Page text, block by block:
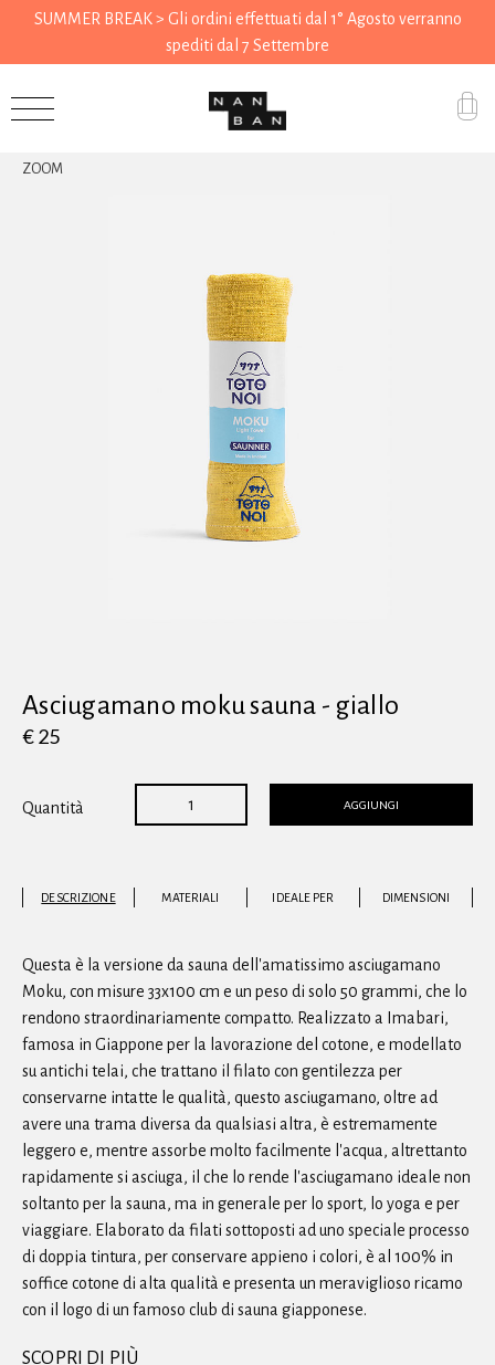
SUMMER BREAK > Gli ordini effettuati dal 1° Agosto verranno
spediti dal 7 Settembre
ZOOM
Asciugamano moku sauna - giallo
€ 25
Quantità AGGIUNGI
DESCRIZIONE MATERIALI IDEALE PER DIMENSIONI
Questa è la versione da sauna dell'amatissimo asciugamano
Moku, con misure 33x100 cm e un peso di solo 50 grammi, che lo
rendono straordinariamente compatto. Realizzato a Imabari,
famosa in Giappone per la lavorazione del cotone, e modellato
su antichi telai, che trattano il filato con gentilezza per
conservarne intatte le qualità, questo asciugamano, oltre ad
avere una trama diversa da qualsiasi altra, è estremamente
leggero e, mentre assorbe molto facilmente l'acqua, altrettanto
rapidamente si asciuga, il che lo rende l'asciugamano ideale non
soltanto per la sauna, ma in generale per lo sport, lo yoga e per
viaggiare. Elaborato da filati sottoposti ad uno speciale processo
di doppia tintura, per conservare appieno i colori, è al 100% in
soffice cotone di alta qualità e presenta un meraviglioso ricamo
con il logo di un famoso club di sauna giapponese.
SCOPRI DI PIÙ